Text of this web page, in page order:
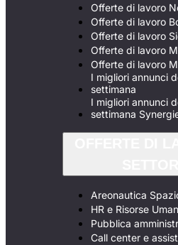
Offerte di lavoro
Offerte di lavoro
Offerte di lavoro
Offerte di lavoro
Offerte di lavoro
I migliori annunci
settimana
I migliori annunci
settimana
Areonautica
HR e Risorse
Pubblica
Call center e